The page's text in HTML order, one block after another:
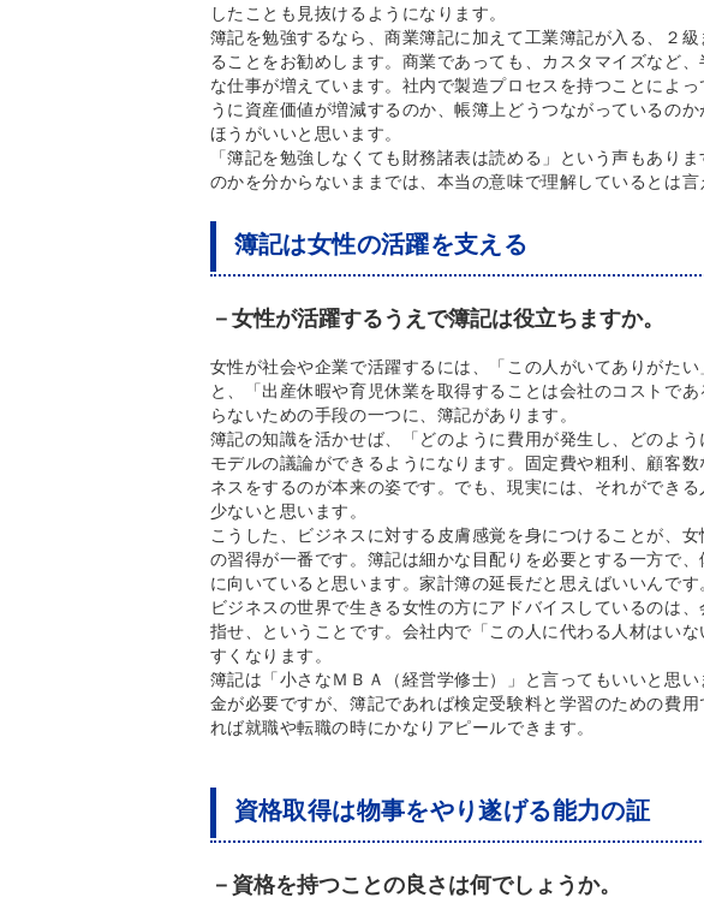
したことも見抜けるようになります。
簿記を勉強するなら、商業簿記に加えて工業簿記が入る、２級
ることをお勧めします。商業であっても、カスタマイズなど、
な仕事が増えています。社内で製造プロセスを持つことによっ
うに資産価値が増減するのか、帳簿上どうつながっているのか
ほうがいいと思います。
「簿記を勉強しなくても財務諸表は読める」という声もあり
のかを分からないままでは、本当の意味で理解しているとは言
簿記は女性の活躍を支える
－女性が活躍するうえで簿記は役立ちますか。
女性が社会や企業で活躍するには、「この人がいてありがた
と、「出産休暇や育児休業を取得することは会社のコストで
らないための手段の一つに、簿記があります。
簿記の知識を活かせば、「どのように費用が発生し、どのよ
モデルの議論ができるようになります。固定費や粗利、顧客
ネスをするのが本来の姿です。でも、現実には、それができ
少ないと思います。
こうした、ビジネスに対する皮膚感覚を身につけることが、
の習得が一番です。簿記は細かな目配りを必要とする一方で
に向いていると思います。家計簿の延長だと思えばいいんです
ビジネスの世界で生きる女性の方にアドバイスしているのは
指せ、ということです。会社内で「この人に代わる人材はい
すくなります。
簿記は「小さなＭＢＡ（経営学修士）」と言ってもいいと思
金が必要ですが、簿記であれば検定受験料と学習のための費
れば就職や転職の時にかなりアピールできます。
資格取得は物事をやり遂げる能力の証
－資格を持つことの良さは何でしょうか。